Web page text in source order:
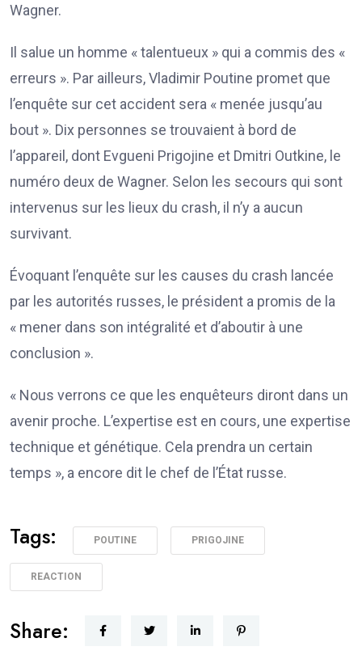
Wagner.
Il salue un homme « talentueux » qui a commis des «
erreurs ». Par ailleurs, Vladimir Poutine promet que
l’enquête sur cet accident sera « menée jusqu’au
bout ». Dix personnes se trouvaient à bord de
l’appareil, dont Evgueni Prigojine et Dmitri Outkine, le
numéro deux de Wagner. Selon les secours qui sont
intervenus sur les lieux du crash, il n’y a aucun
survivant.
Évoquant l’enquête sur les causes du crash lancée
par les autorités russes, le président a promis de la
« mener dans son intégralité et d’aboutir à une
conclusion ».
« Nous verrons ce que les enquêteurs diront dans un
avenir proche. L’expertise est en cours, une expertise
technique et génétique. Cela prendra un certain
temps », a encore dit le chef de l’État russe.
Tags: POUTINE PRIGOJINE
REACTION
Share: